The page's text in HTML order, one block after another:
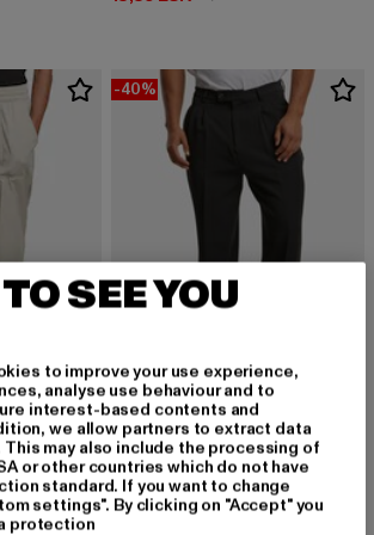
Urban Classics Loose Fit Pants With Darts
EUR
Aktionspreis: 54,99 EUR
-40%
URBAN CLASSICS
Double Pleated Dressed
35,99 EUR
Derzeitiger Preis: 35,99 EUR
59,99 EUR Aktionspreis:
SEE YOU
to improve your use experience,
analyse use behaviour and to
interest-based contents and
we allow partners to extract data
may also include the processing of
or other countries which do not have
standard. If you want to change
settings". By clicking on "Accept" you
protection